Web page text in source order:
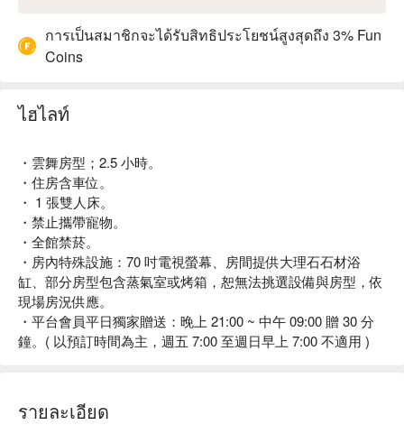
การเป็นสมาชิกจะได้รับสิทธิประโยชน์สูงสุดถึง 3% Fun
Coins
ไฮไลท์
・雲舞房型；2.5 小時。
・住房含車位。
・ 1 張雙人床。
・禁止攜帶寵物。
・全館禁菸。
・房內特殊設施：70 吋電視螢幕、房間提供大理石石材浴
缸、部分房型包含蒸氣室或烤箱，恕無法挑選設備與房型，依
現場房況供應。
・平台會員平日獨家贈送：晚上 21:00 ~ 中午 09:00 贈 30 分
鐘。( 以預訂時間為主，週五 7:00 至週日早上 7:00 不適用 )
รายละเอียด